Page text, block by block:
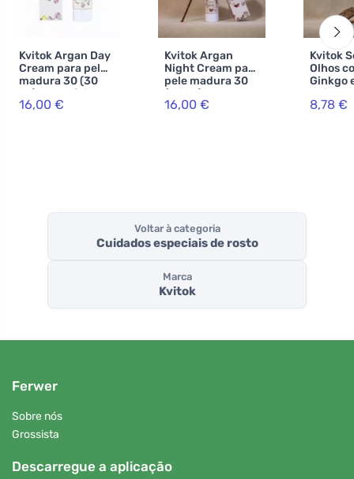
Kvitok Argan Day
Cream para pele
madura 30 (30
ml) - com ácido
hialurónico
16,00 €
Kvitok Argan
Night Cream para
pele madura 30
(30 ml) - retarda
o
16,00 €
Kvitok
Olhos
Ginkgo
Noite
on
8,78 €
Voltar à categoria
Cuidados especiais de rosto
Marca
Kvitok
Ferwer
Sobre nós
Grossista
Descarregue a aplicação